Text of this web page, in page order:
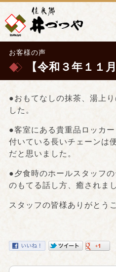
お客様の声
【令和３年１
●おもてなしの抹茶、湯上
した。
●客室にある貴重品ロッカ
付いている長いチェーンは
だと思いました。
●夕食時のホールスタッフ
のもてる話し方、癒されまし
スタッフの皆様ありがとう